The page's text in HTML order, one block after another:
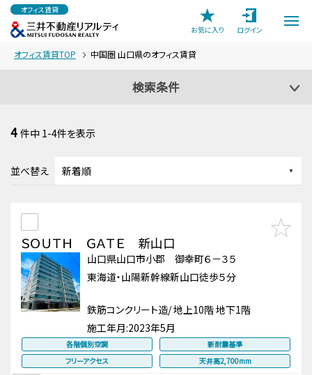
オフィス賃貸
お気に入り
ログイン
オフィス賃貸TOP 中国圏 山口県のオフィス賃貸
検索条件
4 件中 1-4件を表示
並べ替え
ＳＯＵＴＨ ＧＡＴＥ 新山口
山口県山口市小郡 御幸町６－３５
東海道・山陽新幹線新山口徒歩５分
鉄筋コンクリート造/ 地上10階 地下1階
施工年月:2023年5月
各階個別空調
新耐震基準
フリーアクセス
天井高2,700mm